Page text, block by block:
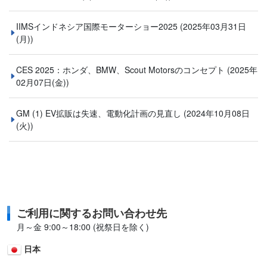
IIMSインドネシア国際モーターショー2025 (2025年03月31日
(月))
CES 2025：ホンダ、BMW、Scout Motorsのコンセプト (2025年
02月07日(金))
GM (1) EV拡販は失速、電動化計画の見直し (2024年10月08日
(火))
ご利用に関するお問い合わせ先
月～金 9:00～18:00 (祝祭日を除く)
日本